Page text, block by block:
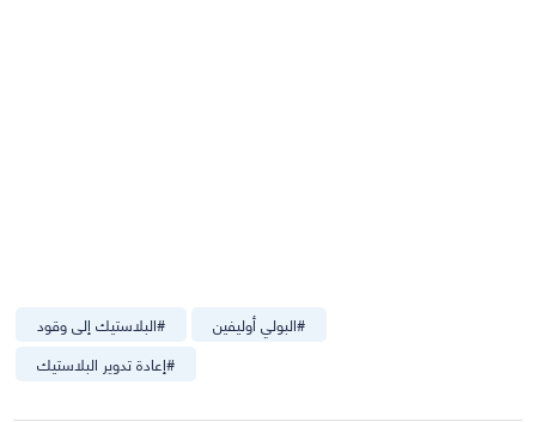
#البلاستيك إلى وقود #البولي أوليفين
#إعادة تدوير البلاستيك